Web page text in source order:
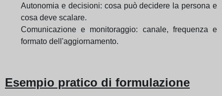
Autonomia e decisioni: cosa può decidere la persona e
cosa deve scalare.
Comunicazione e monitoraggio: canale, frequenza e
formato dell'aggiornamento.
Esempio pratico di formulazione